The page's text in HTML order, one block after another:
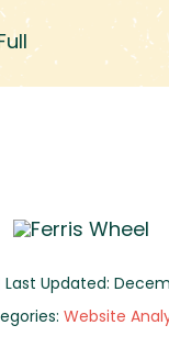
Last Updated:
Website